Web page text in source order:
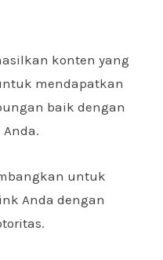
konten yang
mendapatkan
baik dengan
untuk
Anda dengan